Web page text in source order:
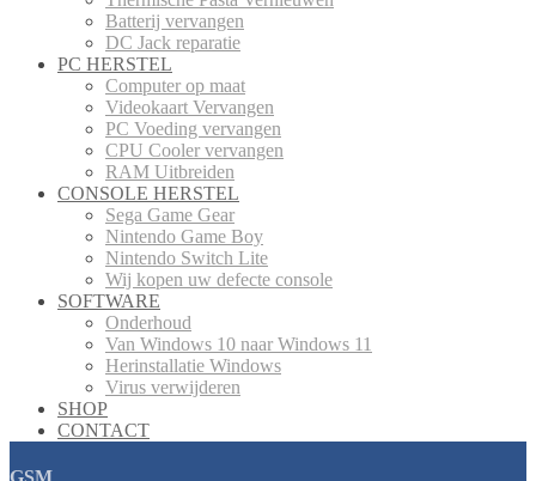
Batterij vervangen
DC Jack reparatie
PC HERSTEL
Computer op maat
Videokaart Vervangen
PC Voeding vervangen
CPU Cooler vervangen
RAM Uitbreiden
CONSOLE HERSTEL
Sega Game Gear
Nintendo Game Boy
Nintendo Switch Lite
Wij kopen uw defecte console
SOFTWARE
Onderhoud
Van Windows 10 naar Windows 11
Herinstallatie Windows
Virus verwijderen
SHOP
CONTACT